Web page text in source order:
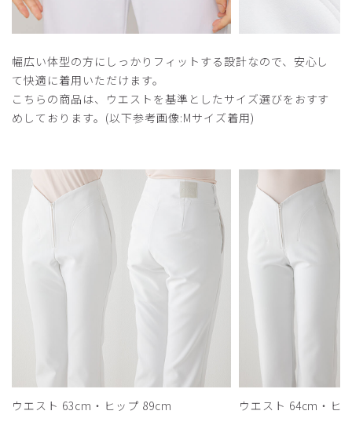
幅広い体型の方にしっかりフィットする設計なので、安心し
て快適に着用いただけます。
こちらの商品は、ウエストを基準としたサイズ選びをおすす
めしております。(以下参考画像:Mサイズ着用)
ウエスト 63cm・ヒップ 89cm ウエスト 64cm・ヒ